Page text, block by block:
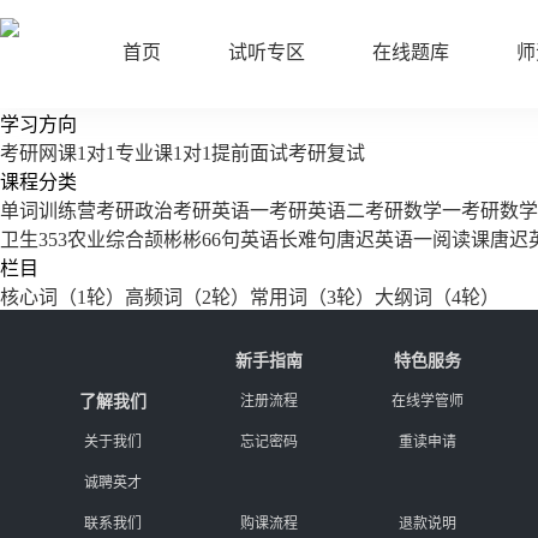
首页 试听专区 在线题库
学习方向
考研网课1对1 专业课1对1提前面试考研复试
课程分类
单词训练营考研政治考研英语一考研英语二考研数学一考研数
卫生353农业综合颉彬彬66句英语长难句唐迟英语一阅读课唐迟
栏目
核心词（1轮） 高频词（2轮） 常用词（3轮） 大纲词（4轮）
了解我们
关于我们
诚聘英才
联系我们
新手指南
注册流程
忘记密码
购课流程
特色服务
在线学管师
重读申请
退款说明